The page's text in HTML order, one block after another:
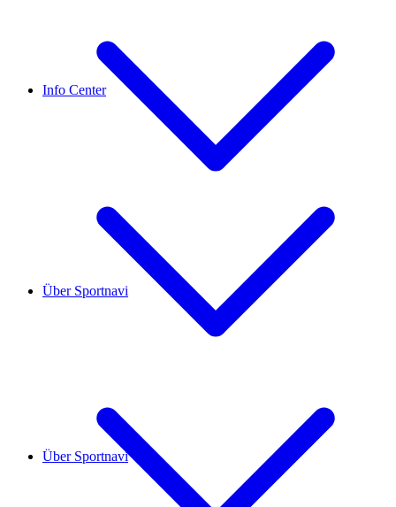
Über Sportnavi
Info Center
Über Sportnavi